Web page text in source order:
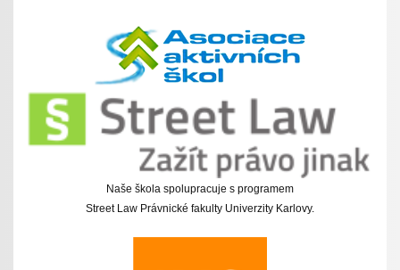
Naše škola spolupracuje s programem
Street Law Právnické fakulty Univerzity Karlovy.